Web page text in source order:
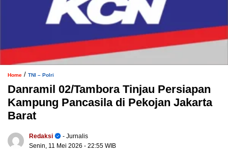
Home / TNI – Polri
Danramil 02/Tambora Tinjau Persiapan
Kampung Pancasila di Pekojan Jakarta
Barat
Redaksi
- Jurnalis
Senin, 11 Mei 2026 - 22:55 WIB